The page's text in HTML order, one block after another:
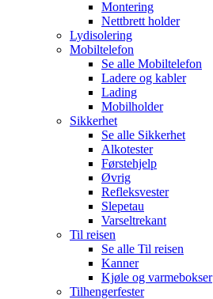
Montering
Nettbrett holder
Lydisolering
Mobiltelefon
Se alle Mobiltelefon
Ladere og kabler
Lading
Mobilholder
Sikkerhet
Se alle Sikkerhet
Alkotester
Førstehjelp
Øvrig
Refleksvester
Slepetau
Varseltrekant
Til reisen
Se alle Til reisen
Kanner
Kjøle og varmebokser
Tilhengerfester